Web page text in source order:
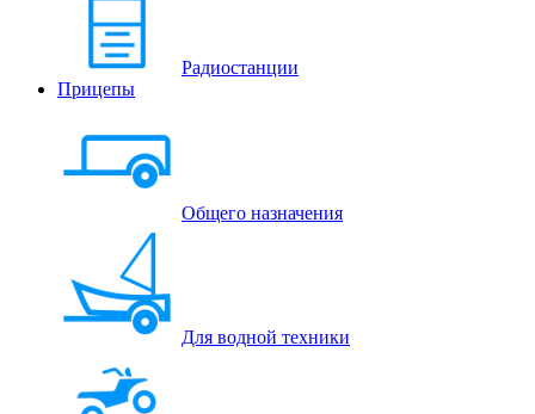
Радиостанции
Прицепы
Общего назначения
Для водной техники